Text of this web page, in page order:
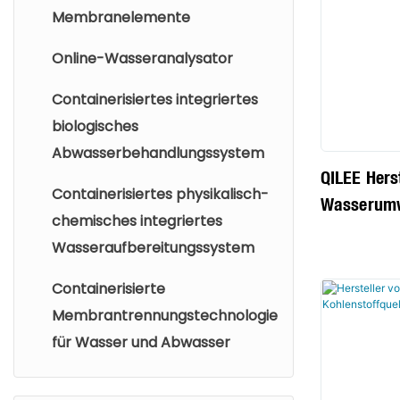
Membranelemente
Online-Wasseranalysator
Containerisiertes integriertes
biologisches
Abwasserbehandlungssystem
Containerisiertes physikalisch-
chemisches integriertes
Wasseraufbereitungssystem
Containerisierte
Membrantrennungstechnologie
für Wasser und Abwasser
Kessels
verbessert
QILEE